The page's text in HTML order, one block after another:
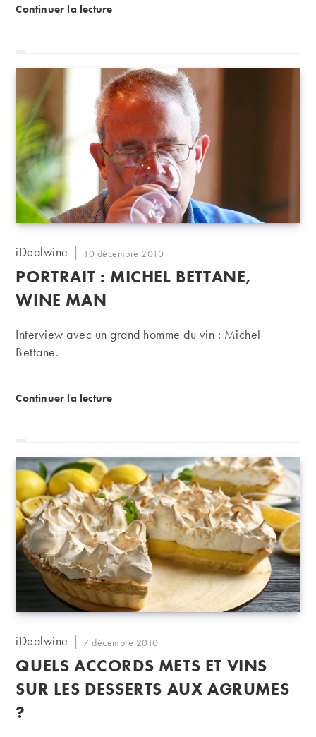
Continuer la lectureVin réduit, vin oxydé, quelle différence ?
Auteur/autrice
la
publication :
iDealwine
Publication
publiée :
10 décembre 2010
PORTRAIT : MICHEL BETTANE,
WINE MAN
Interview avec un grand homme du vin : Michel
Bettane.
Continuer la lecturePortrait : Michel Bettane, Wine Man
Auteur/autrice
la
publication :
iDealwine
Publication
publiée :
7 décembre 2010
QUELS ACCORDS METS ET VINS
SUR LES DESSERTS AUX AGRUMES
?